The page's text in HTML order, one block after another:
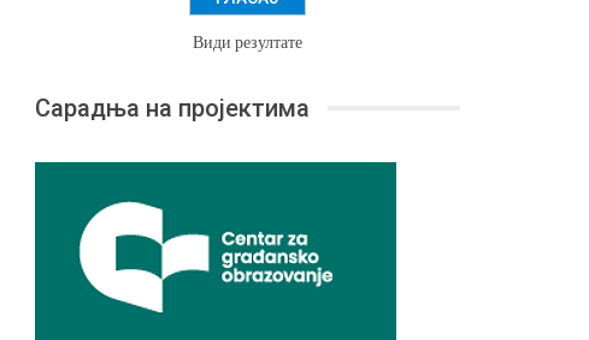
Види резултате
Сарадња на пројектима